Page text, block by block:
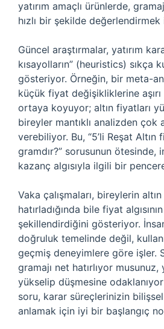
yatırım amaçlı ürünlerde,
hızlı bir şekilde değerlendirmek
Güncel araştırmalar, yatırım
kısayolların” (heuristics) sıkça
gösteriyor. Örneğin, bir meta-
küçük fiyat değişikliklerine
ortaya koyuyor; altın fiyatları
bireyler mantıklı analizden çok
verebiliyor. Bu, “5’li Reşat Altın
gramdır?” sorusunun ötesinde,
kazanç algısıyla ilgili bir
Vaka çalışmaları, bireylerin altın
hatırladığında bile fiyat
şekillendirdiğini gösteriyor.
doğruluk temelinde değil,
geçmiş deneyimlere göre işler.
gramajı net hatırlıyor musunuz,
yükselip düşmesine
soru, karar süreçlerinizin
anlamak için iyi bir başlangıç